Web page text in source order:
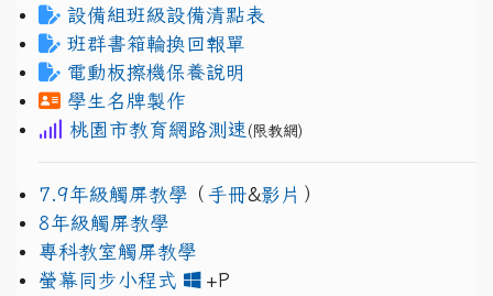
設備組班級設備清點表
班群書箱輪換回報單
電動板擦機保養說明
學生名牌製作
桃園市教育網路測速 (限教網)
7.9年級觸屏教學 （ 手冊&影片 ）
8年級觸屏教學
專科教室觸屏教學
螢幕同步小程式
+P